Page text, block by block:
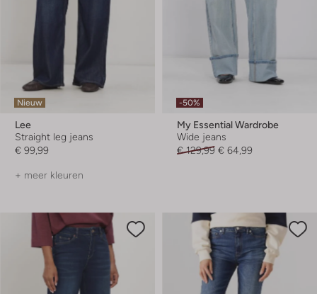
Nieuw
Lee
Straight leg jeans
€ 99,99
+ meer kleuren
-50%
My Essential Wardrobe
Wide jeans
€ 129,99 € 64,99